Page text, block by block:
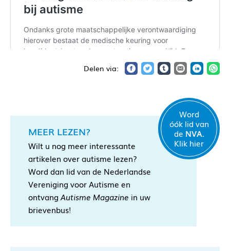
MEER LEZEN?
Wilt u nog meer interessante
artikelen over autisme lezen?
Word dan lid van de Nederlandse
Vereniging voor Autisme en
ontvang Autisme Magazine in uw
brievenbus!
Word
óók lid van
de NVA.
Klik hier